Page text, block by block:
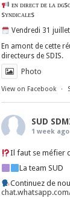
ᴇɴ ᴅɪʀᴇᴄᴛ ᴅᴇ ʟᴀ
sʏɴᴅɪᴄᴀʟᴇs
Vendredi 31
En amont de cette
directeurs de SDIS.
Photo
View on Facebook ·
SUD
1 week ago
Il faut se méfier
La team SUD
Continuez de
chat.whatsapp.com/